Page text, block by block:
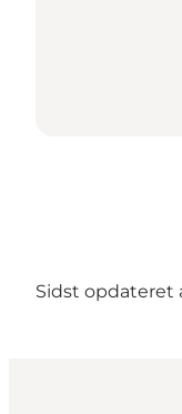
Sidst opdateret